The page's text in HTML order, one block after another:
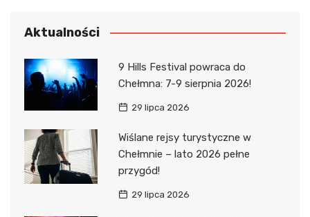
Aktualności
9 Hills Festival powraca do
Chełmna: 7-9 sierpnia 2026!
29 lipca 2026
Wiślane rejsy turystyczne w
Chełmnie – lato 2026 pełne
przygód!
29 lipca 2026